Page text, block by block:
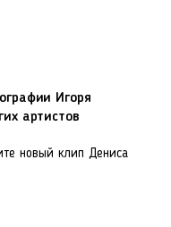
Игоря
артистов